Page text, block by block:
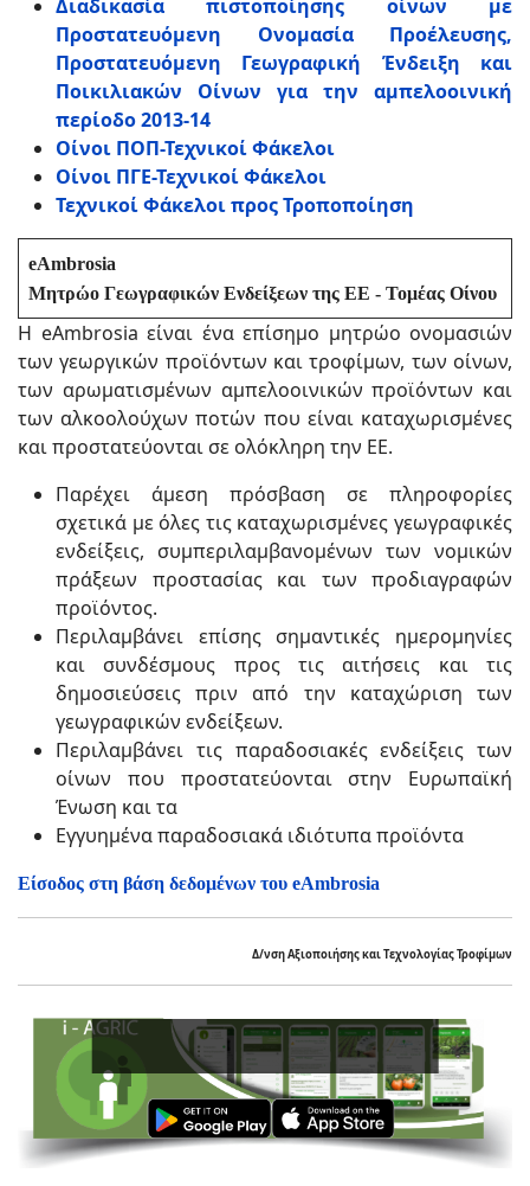
Διαδικασία πιστοποίησης οίνων με
Προστατευόμενη Ονομασία Προέλευσης,
Προστατευόμενη Γεωγραφική Ένδειξη και
Ποικιλιακών Οίνων για την αμπελοοινική
περίοδο 2013-14
Οίνοι ΠΟΠ-Τεχνικοί Φάκελοι
Οίνοι ΠΓΕ-Τεχνικοί Φάκελοι
Τεχνικοί Φάκελοι προς Τροποποίηση
eAmbrosia
Μητρώο Γεωγραφικών Ενδείξεων της ΕΕ - Τομέας Οίνου
Η eAmbrosia είναι ένα επίσημο μητρώο ονομασιών
των γεωργικών προϊόντων και τροφίμων, των οίνων,
των αρωματισμένων αμπελοοινικών προϊόντων και
των αλκοολούχων ποτών που είναι καταχωρισμένες
και προστατεύονται σε ολόκληρη την ΕΕ.
Παρέχει άμεση πρόσβαση σε πληροφορίες
σχετικά με όλες τις καταχωρισμένες γεωγραφικές
ενδείξεις, συμπεριλαμβανομένων των νομικών
πράξεων προστασίας και των προδιαγραφών
προϊόντος.
Περιλαμβάνει επίσης σημαντικές ημερομηνίες
και συνδέσμους προς τις αιτήσεις και τις
δημοσιεύσεις πριν από την καταχώριση των
γεωγραφικών ενδείξεων.
Περιλαμβάνει τις παραδοσιακές ενδείξεις των
οίνων που προστατεύονται στην Ευρωπαϊκή
Ένωση και τα
Εγγυημένα παραδοσιακά ιδιότυπα προϊόντα
Είσοδος στη βάση δεδομένων του eAmbrosia
Δ/νση Αξιοποιήσης και Τεχνολογίας Τροφίμων
Boost Your